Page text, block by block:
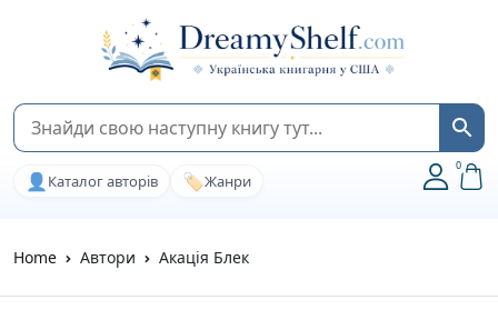
👤 Каталог авторів 🏷️Жанри
0
Home Автори Акація Блек